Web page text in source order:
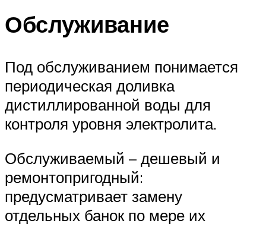
Обслуживание
Под обслуживанием понимается
периодическая доливка
дистиллированной воды для
контроля уровня электролита.
Обслуживаемый – дешевый и
ремонтопригодный:
предусматривает замену
отдельных банок по мере их